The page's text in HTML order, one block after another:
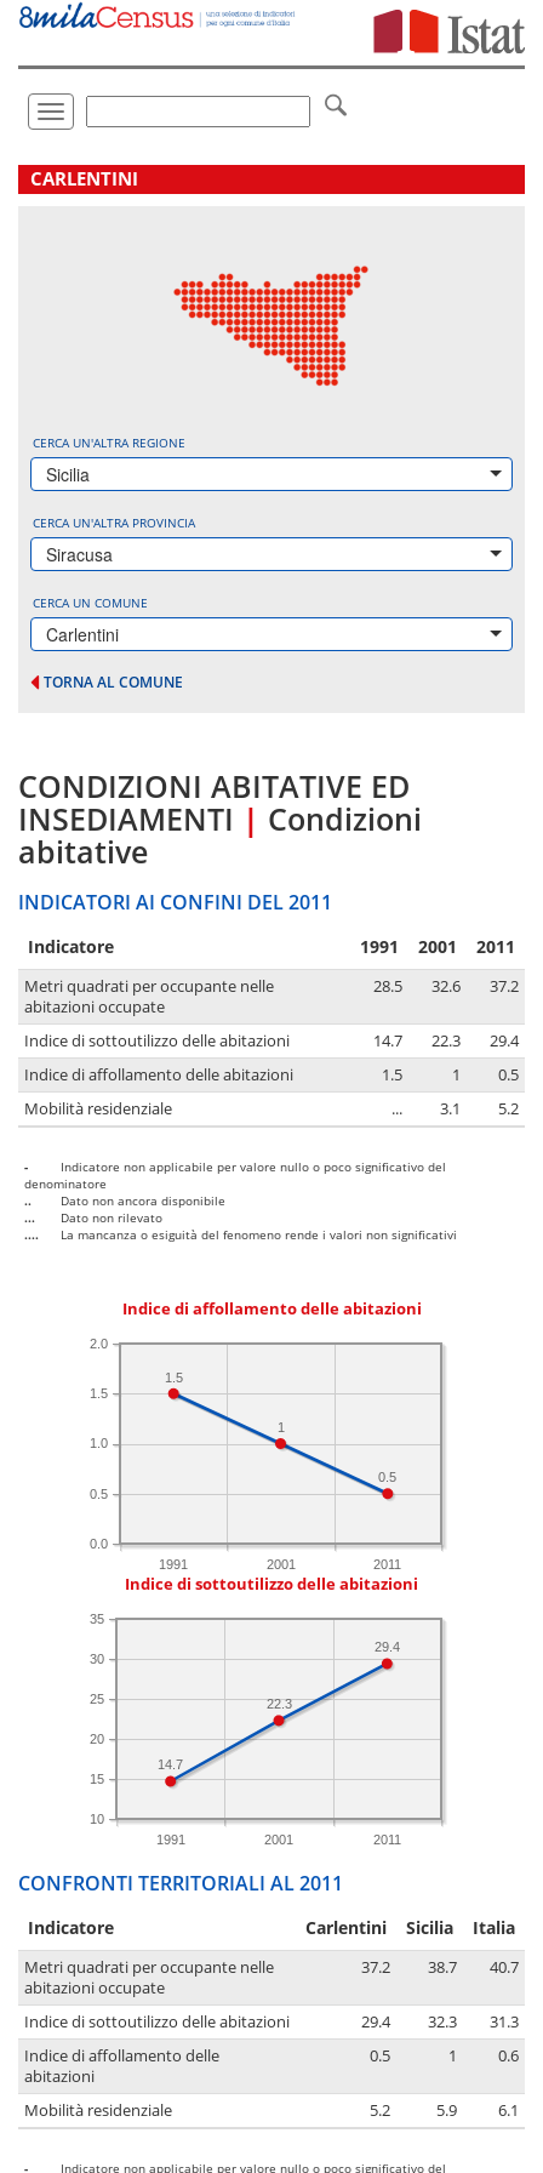
Vai
direttamente
Toggle
navigation
.
CARLENTINI
CERCA UN'ALTRA REGIONE
Sicilia
CERCA UN'ALTRA PROVINCIA
Siracusa
CERCA UN COMUNE
Carlentini
TORNA AL COMUNE
CONDIZIONI ABITATIVE ED
INSEDIAMENTI | Condizioni
abitative
INDICATORI AI CONFINI DEL 2011
Indicatore 1991 2001 2011
Metri quadrati per occupante nelle
abitazioni occupate
28.5 32.6 37.2
Indice di sottoutilizzo delle abitazioni 14.7 22.3
29.4
Indice di affollamento delle abitazioni
1.5 1
0.5
Mobilità residenziale
... 3.1 5.2
-
Indicatore non applicabile per valore nullo o poco significativo del
denominatore
..
Dato non ancora disponibile
...
Dato non rilevato
....
La mancanza o esiguità del fenomeno rende i valori non significativi
Indice di affollamento delle abitazioni
1991 2001 2011
0.0
0.5
1.0
1.5
2.0
0.5
1
1.5
Indice di sottoutilizzo delle abitazioni
1991 2001 2011
10
15
20
25
30
35
29.4
22.3
14.7
CONFRONTI TERRITORIALI AL 2011
Indicatore Carlentini Sicilia Italia
Metri quadrati per occupante nelle
abitazioni occupate
37.2 38.7 40.7
Indice di sottoutilizzo delle abitazioni 29.4 32.3
31.3
Indice di affollamento delle
abitazioni
0.5 1 0.6
Mobilità residenziale 5.2 5.9 6.1
- Indicatore non applicabile per valore nullo o poco significativo del